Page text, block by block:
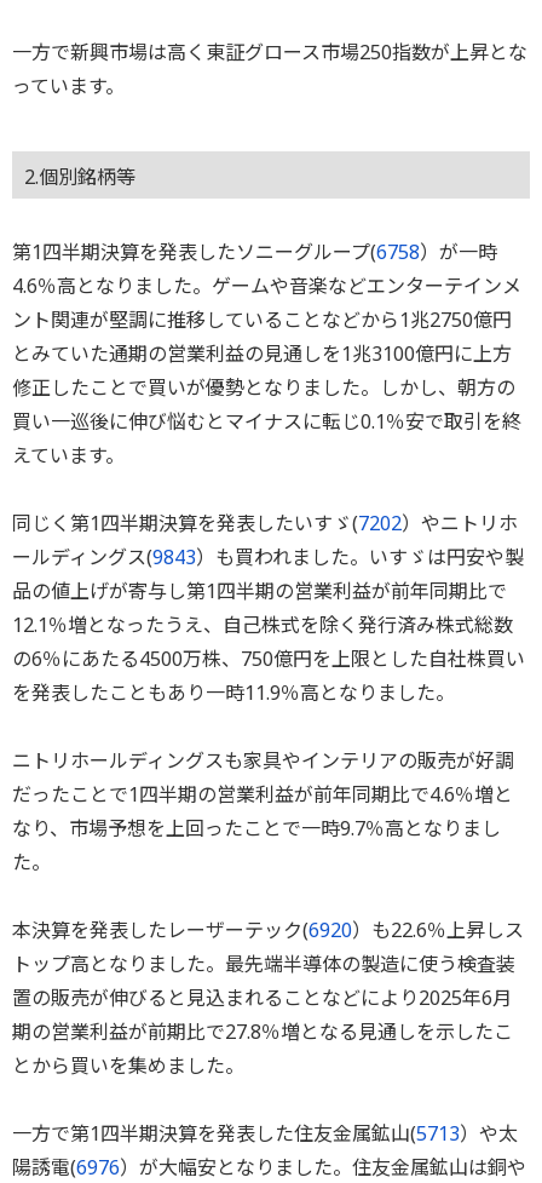
一方で新興市場は高く東証グロース市場250指数が上昇とな
っています。
2.個別銘柄等
第1四半期決算を発表したソニーグループ(6758）が一時
4.6％高となりました。ゲームや音楽などエンターテインメ
ント関連が堅調に推移していることなどから1兆2750億円
とみていた通期の営業利益の見通しを1兆3100億円に上方
修正したことで買いが優勢となりました。しかし、朝方の
買い一巡後に伸び悩むとマイナスに転じ0.1％安で取引を終
えています。
同じく第1四半期決算を発表したいすゞ(7202）やニトリホ
ールディングス(9843）も買われました。いすゞは円安や製
品の値上げが寄与し第1四半期の営業利益が前年同期比で
12.1％増となったうえ、自己株式を除く発行済み株式総数
の6％にあたる4500万株、750億円を上限とした自社株買い
を発表したこともあり一時11.9％高となりました。
ニトリホールディングスも家具やインテリアの販売が好調
だったことで1四半期の営業利益が前年同期比で4.6％増と
なり、市場予想を上回ったことで一時9.7％高となりまし
た。
本決算を発表したレーザーテック(6920）も22.6％上昇しス
トップ高となりました。最先端半導体の製造に使う検査装
置の販売が伸びると見込まれることなどにより2025年6月
期の営業利益が前期比で27.8％増となる見通しを示したこ
とから買いを集めました。
一方で第1四半期決算を発表した住友金属鉱山(5713）や太
陽誘電(6976）が大幅安となりました。住友金属鉱山は銅や